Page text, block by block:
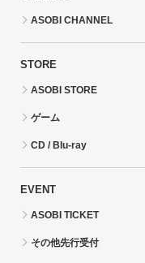
ASOBI CHANNEL
STORE
ASOBI STORE
ゲーム
CD / Blu-ray
EVENT
ASOBI TICKET
その他先行受付